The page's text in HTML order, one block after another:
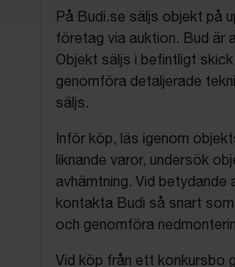
På Budi.se säljs objekt på
företag via auktion. Bud är
Objekt säljs i befintligt
genomföra detaljerade
säljs.
Inför köp, läs igenom
liknande varor, undersök
avhämtning. Vid betydande
kontakta Budi så snart
och genomföra
Vid köp från ett konkursbo